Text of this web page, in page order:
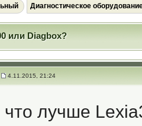
Диагностическое
или Diagbox?
4.11.2015, 21:24
что лучше